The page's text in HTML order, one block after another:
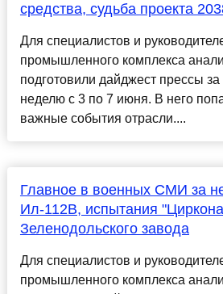
средства, судьба проекта
Для специалистов и
промышленного комплекса
подготовили дайджест прессы
неделю с 3 по 7 июня. В него
важные события отрасли....
Главное в военных СМИ за
Ил-112В, испытания
Зеленодольского завода
Для специалистов и
промышленного комплекса